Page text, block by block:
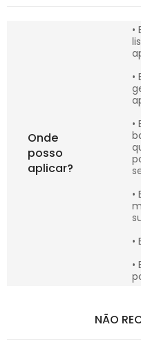
Onde
posso
aplicar?
•
•
•
•
•
•
NÃO